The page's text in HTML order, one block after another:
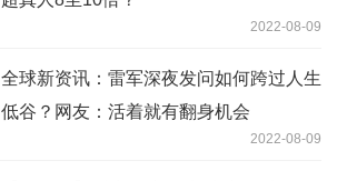
2022-08-09
全球新资讯：雷军深夜发问如何跨过人生
低谷？网友：活着就有翻身机会
2022-08-09